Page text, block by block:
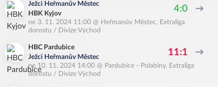
Ježci Heřmanův Městec
HBK Kyjov
4:0
ne 3. 11. 2024 11:00 @ Heřmanův Městec, Extraliga
dorostu / Divize Východ
HBC Pardubice
Ježci Heřmanův Městec
11:1
ne 10. 11. 2024 14:00 @ Pardubice - Polabiny, Extraliga
dorostu / Divize Východ